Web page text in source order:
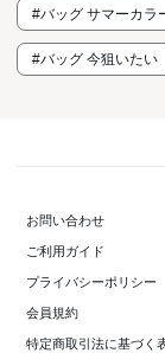
#バッグ サマーカラ
#バッグ 今狙いたい
お問い合わせ
ご利用ガイド
プライバシーポリシー
会員規約
特定商取引法に基づく